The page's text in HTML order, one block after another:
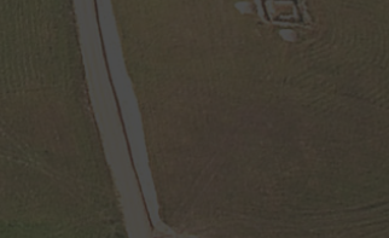
H. Nokrišņi ledus graudu veidā.
H. Cirka mākslinieks.
I. Neliels zirgu dzimtas dzīvnieks ar garām ausīm.
I. Pašreizējais Liepājas pilsētas mērs.